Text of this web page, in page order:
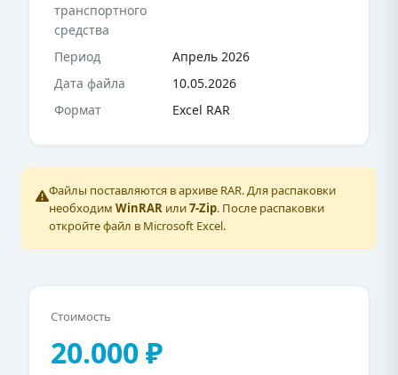
транспортного
средства
Период
Апрель 2026
Дата файла
10.05.2026
Формат
Excel RAR
Файлы поставляются в архиве RAR. Для распаковки
необходим WinRAR или7-Zip. После распаковки
откройте файл в Microsoft Excel.
Стоимость
20.000 ₽